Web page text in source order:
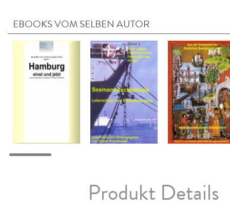
EBOOKS VOM SELBEN AUTOR
Produkt Details